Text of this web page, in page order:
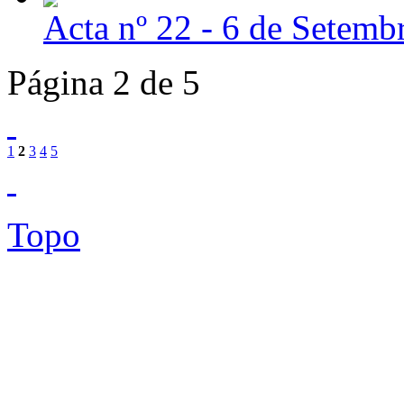
Acta nº 22 - 6 de
Página 2 de 5
1 2 3 4 5
Topo